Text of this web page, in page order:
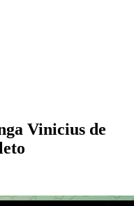
Vinicius de